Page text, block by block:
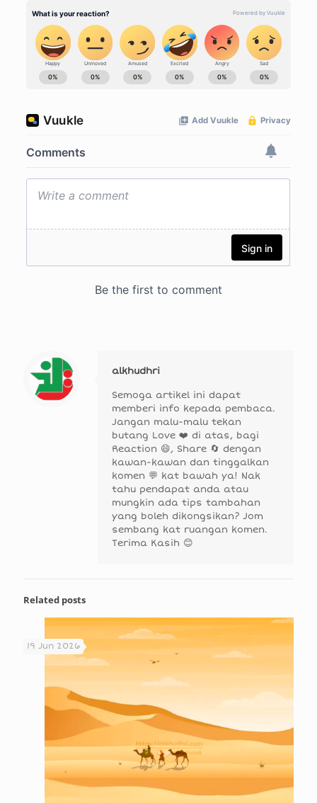
alkhudhri
Semoga artikel ini dapat
memberi info kepada pembaca.
Jangan malu-malu tekan
butang Love ❤️ di atas, bagi
Reaction 😄, Share 🔄 dengan
kawan-kawan dan tinggalkan
komen 💬 kat bawah ya! Nak
tahu pendapat anda atau
mungkin ada tips tambahan
yang boleh dikongsikan? Jom
sembang kat ruangan komen.
Terima Kasih 😊
Related posts
19 Jun 2026